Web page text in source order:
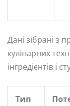
Дані зібрані з
кулінарних
інгредієнтів і
Тип